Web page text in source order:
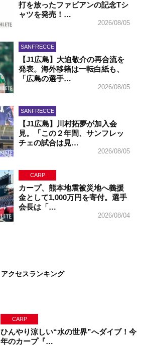
打を放ったファビアンの記念Tシ
ャツを発売！…
2026/08/05
SANFRECCE
【J1広島】大迫敬介の再合流を
発表。海外移籍は一転白紙も、
「広島の選手…
2026/08/05
SANFRECCE
【J1広島】川村拓夢が加入会
見。「この２年間、サンフレッ
チェの試合は見…
2026/08/05
CARP
カープ、熊本地震被災地へ義援
金として1,000万円を寄付。選手
会長は「…
2026/08/04
アクセスランキング
CARP
ひんやり涼しい“水の世界”へダイブ！今
年のカープ『…